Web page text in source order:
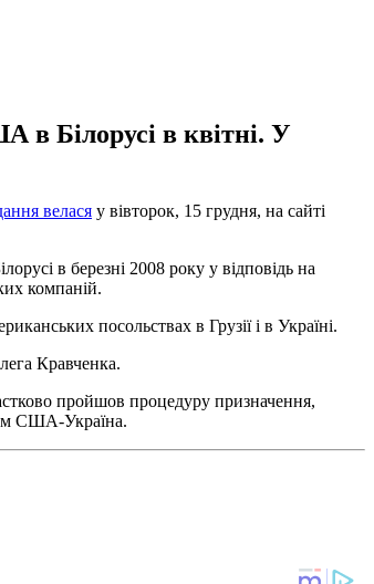
Білорусі в квітні. У
велася у вівторок, 15 грудня, на сайті
в березні 2008 року у відповідь на
компаній.
посольствах в Грузії і в Україні.
Кравченка.
пройшов процедуру призначення,
США-Україна.